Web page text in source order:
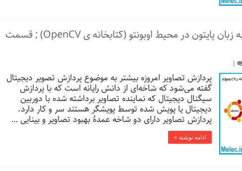
پردازش تصویر به زبان پایتون در محیط اوبونتو (کتابخانه ی OpenCV) ; قسمت
1
پردازش تصاویر امروزه بیشتر به موضوع پردازش تصویر دیجیتال
گفته می‌شود که شاخه‌ای از دانش رایانه است که با پردازش
سیگنال دیجیتال که نماینده تصاویر برداشته شده با دوربین
دیجیتال یا پویش شده توسط پویشگر هستند سر و کار دارد.
پردازش تصاویر دارای دو شاخه عمدهٔ بهبود تصاویر و بینایی …
ادامه نوشته »